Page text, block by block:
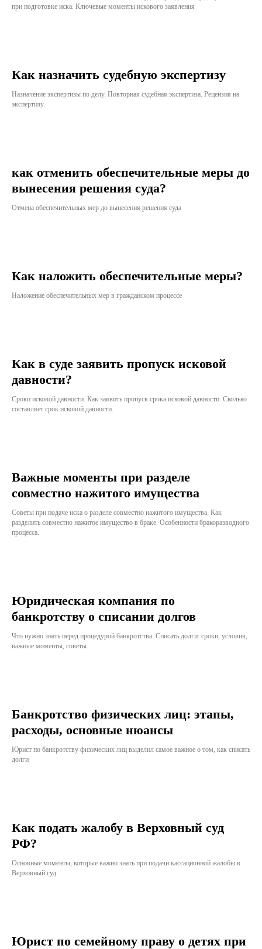
при подготовке иска. Ключевые моменты искового заявления
Как назначить судебную экспертизу
Назначение экспертизы по делу. Повторная судебная экспертиза. Рецензия на
экспертизу.
как отменить обеспечительные меры до
вынесения решения суда?
Отмена обеспечительных мер до вынесения решения суда
Как наложить обеспечительные меры?
Наложение обеспечительных мер в гражданском процессе
Как в суде заявить пропуск исковой
давности?
Сроки исковой давности. Как заявить пропуск срока исковой давности. Сколько
составляет срок исковой давности.
Важные моменты при разделе
совместно нажитого имущества
Советы при подаче иска о разделе совместно нажитого имущества. Как
разделить совместно нажитое имущество в браке. Особенности бракоразводного
процесса.
Юридическая компания по
банкротству о списании долгов
Что нужно знать перед процедурой банкротства. Списать долги: сроки, условия,
важные моменты, советы.
Банкротство физических лиц: этапы,
расходы, основные нюансы
Юрист по банкротству физических лиц выделил самое важное о том, как списать
долги
Как подать жалобу в Верховный суд
РФ?
Основные моменты, которые важно знать при подачи кассационной жалобы в
Верховный суд
Юрист по семейному праву о детях при